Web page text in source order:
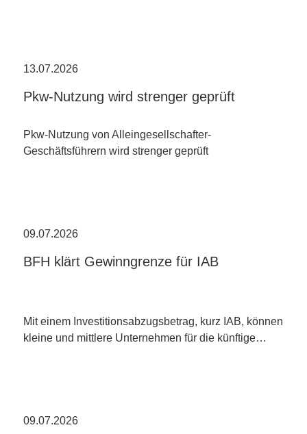
13.07.2026
Pkw-Nutzung wird strenger geprüft
Pkw-Nutzung von Alleingesellschafter-
Geschäftsführern wird strenger geprüft
09.07.2026
BFH klärt Gewinngrenze für IAB
Mit einem Investitionsabzugsbetrag, kurz IAB, können
kleine und mittlere Unternehmen für die künftige…
09.07.2026